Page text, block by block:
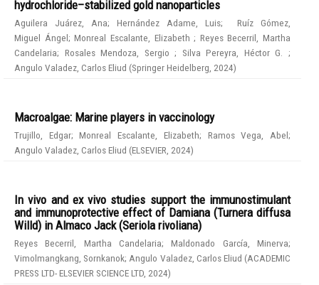
hydrochloride–stabilized gold nanoparticles
Aguilera Juárez, Ana; Hernández Adame, Luis;
Ruíz Gómez,
Miguel Ángel;Monreal Escalante, Elizabeth; Reyes Becerril, Martha
Candelaria; Rosales Mendoza, Sergio; Silva Pereyra, Héctor G.;
Angulo Valadez, Carlos Eliud (Springer Heidelberg 2024)
Macroalgae: Marine players in vaccinology
Trujillo, Edgar;Monreal Escalante, Elizabeth; Ramos Vega, Abel;
Angulo Valadez, Carlos Eliud (ELSEVIER 2024)
In vivo and ex vivo studies support the immunostimulant
and immunoprotective effect of Damiana (Turnera diffusa
Willd) in Almaco Jack (Seriola rivoliana)
Reyes Becerril, Martha Candelaria;Maldonado García, Minerva;
Vimolmangkang, Sornkanok; Angulo Valadez, Carlos Eliud (ACADEMIC
PRESS LTD- ELSEVIER SCIENCE LTD 2024)